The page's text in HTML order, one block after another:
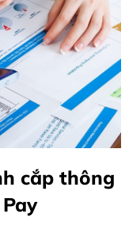
cắp thông